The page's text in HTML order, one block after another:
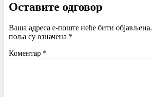
Оставите одговор
Ваша адреса е-поште неће бити објављена.
поља су означена *
Коментар *